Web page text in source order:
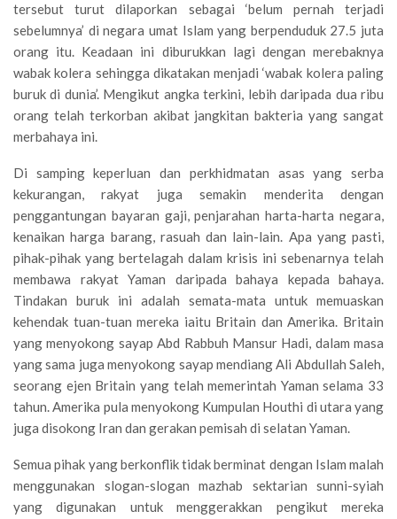
tersebut turut dilaporkan sebagai ‘belum pernah terjadi
sebelumnya’ di negara umat Islam yang berpenduduk 27.5 juta
orang itu. Keadaan ini diburukkan lagi dengan merebaknya
wabak kolera sehingga dikatakan menjadi ‘wabak kolera paling
buruk di dunia’. Mengikut angka terkini, lebih daripada dua ribu
orang telah terkorban akibat jangkitan bakteria yang sangat
merbahaya ini.
Di samping keperluan dan perkhidmatan asas yang serba
kekurangan, rakyat juga semakin menderita dengan
penggantungan bayaran gaji, penjarahan harta-harta negara,
kenaikan harga barang, rasuah dan lain-lain. Apa yang pasti,
pihak-pihak yang bertelagah dalam krisis ini sebenarnya telah
membawa rakyat Yaman daripada bahaya kepada bahaya.
Tindakan buruk ini adalah semata-mata untuk memuaskan
kehendak tuan-tuan mereka iaitu Britain dan Amerika. Britain
yang menyokong sayap Abd Rabbuh Mansur Hadi, dalam masa
yang sama juga menyokong sayap mendiang Ali Abdullah Saleh,
seorang ejen Britain yang telah memerintah Yaman selama 33
tahun. Amerika pula menyokong Kumpulan Houthi di utara yang
juga disokong Iran dan gerakan pemisah di selatan Yaman.
Semua pihak yang berkonflik tidak berminat dengan Islam malah
menggunakan slogan-slogan mazhab sektarian sunni-syiah
yang digunakan untuk menggerakkan pengikut mereka